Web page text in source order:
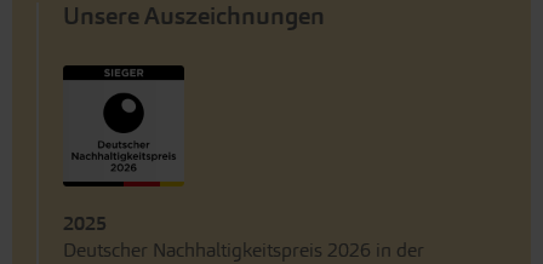
Unsere Auszeichnungen
2025
Deutscher Nachhaltigkeitspreis 2026 in der